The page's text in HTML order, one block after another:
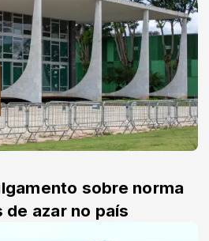
sobre norma
azar no país